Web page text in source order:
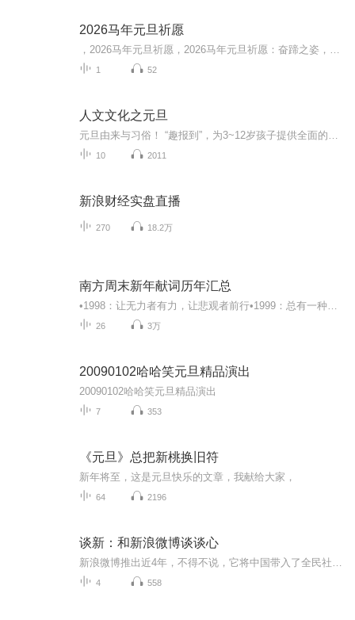
2026马年元旦祈愿
1 52
人文文化之元旦
10 2011
新浪财经实盘直播
270 18.2万
南方周末新年献词历年汇总
26 3万
20090102哈哈笑元旦精品演出
20090102哈哈笑元旦精品演出
7 353
《元旦》总把新桃换旧符
新年将至，这是元旦快乐的文章，我献给大家，
64 2196
谈新：和新浪微博谈谈心
4 558